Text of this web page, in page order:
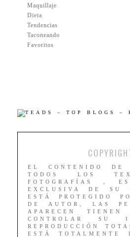
Maquillaje
Dieta
Tendencias
Taconeando
Favoritos
EL CONTENIDO DE
TODOS LOS
FOTOGRAFÍAS , ES
EXCLUSIVA DE SU
ESTÁ PROTEGIDO
DE AUTOR, LAS
APARECEN TIENEN
CONTROLAR SU
REPRODUCCIÓN
ESTÁ TOTALMENTE